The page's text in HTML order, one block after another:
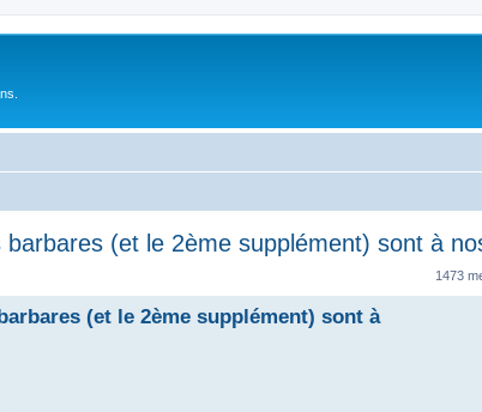
(et le 2ème supplément) sont à
1473
(et le 2ème supplément) sont à